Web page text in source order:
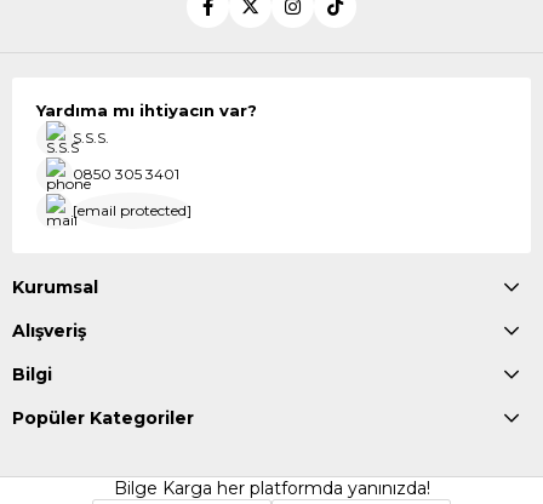
Yardıma mı ihtiyacın var?
S.S.S.
0850 305 3401
[email protected]
Kurumsal
Alışveriş
Bilgi
Popüler Kategoriler
Bilge Karga her platformda yanınızda!